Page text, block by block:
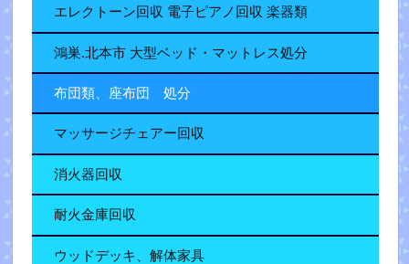
エレクトーン回収 電子ピアノ回収 楽器類
鴻巣.北本市 大型ベッド・マットレス処分
布団類、座布団 処分
マッサージチェアー回収
消火器回収
耐火金庫回収
ウッドデッキ、解体家具